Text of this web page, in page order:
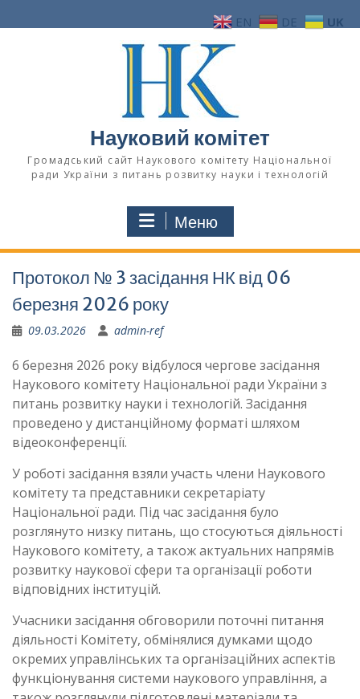
до
Науковий комітет
Громадський сайт Наукового комітету Національної
ради України з питань розвитку науки і технологій
Меню
Протокол № 3 засідання НК від 06
березня 2026 року
09.03.2026 admin-ref
6 березня 2026 року відбулося чергове засідання
Наукового комітету Національної ради України з
питань розвитку науки і технологій. Засідання
проведено у дистанційному форматі шляхом
відеоконференції.
У роботі засідання взяли участь члени Наукового
комітету та представники секретаріату
Національної ради. Під час засідання було
розглянуто низку питань, що стосуються діяльності
Наукового комітету, а також актуальних напрямів
розвитку наукової сфери та організації роботи
відповідних інституцій.
Учасники засідання обговорили поточні питання
діяльності Комітету, обмінялися думками щодо
окремих управлінських та організаційних аспектів
функціонування системи наукового управління, а
EN DE UK